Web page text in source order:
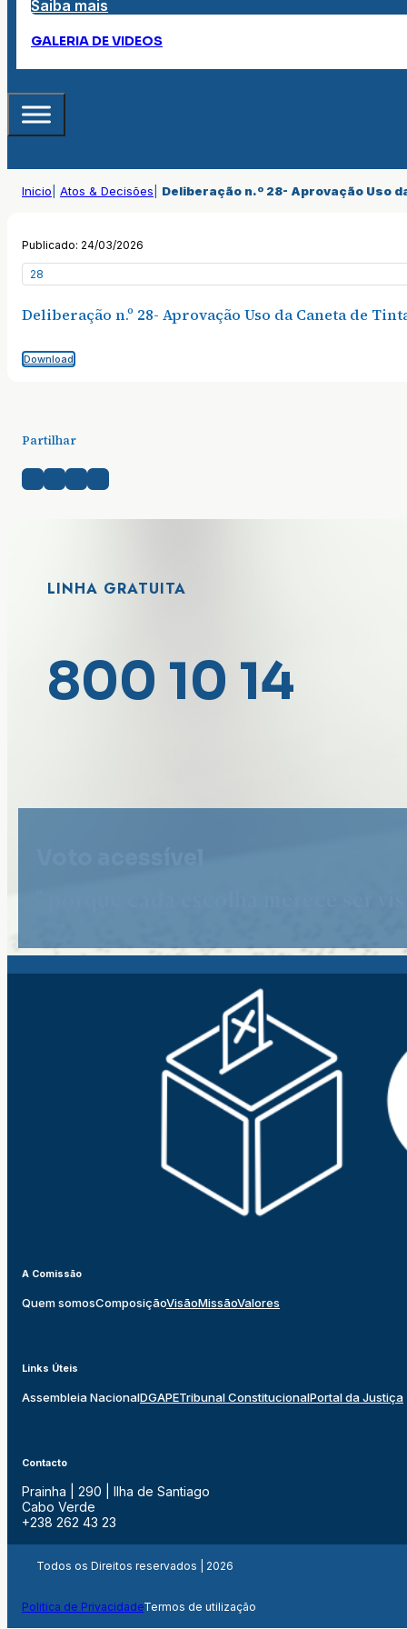
Saiba mais
GALERIA DE VIDEOS
Inicio Atos & Decisões Deliberação n.º 28- Aprovação Uso
Publicado: 24/03/2026
28
Deliberação n.º 28- Aprovação Uso da Caneta de
Download
Partilhar
LINHA GRATUITA
800 10 14
A Comissão
Quem somosComposiçãoVisãoMissãoValores
Links Úteis
Assembleia NacionalDGAPETribunal ConstitucionalPortal da Justiça
Contacto
Prainha | 290 | Ilha de Santiago
Cabo Verde
+238 262 43 23
Todos os Direitos reservados | 2026
Politica de PrivacidadeTermos de utilização